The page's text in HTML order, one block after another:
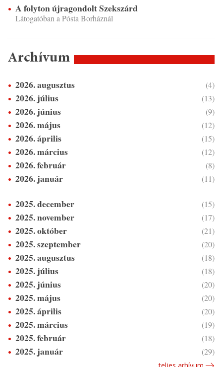
A folyton újragondolt Szekszárd
Látogatóban a Pósta Borháznál
Archívum
2026. augusztus (4)
2026. július (13)
2026. június (9)
2026. május (12)
2026. április (15)
2026. március (12)
2026. február (8)
2026. január (11)
2025. december (15)
2025. november (17)
2025. október (21)
2025. szeptember (20)
2025. augusztus (18)
2025. július (18)
2025. június (20)
2025. május (20)
2025. április (20)
2025. március (19)
2025. február (18)
2025. január (29)